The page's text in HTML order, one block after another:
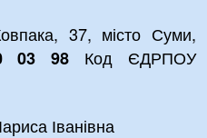
37, місто Суми,
03 98 Код ЄДРПОУ
Іванівна